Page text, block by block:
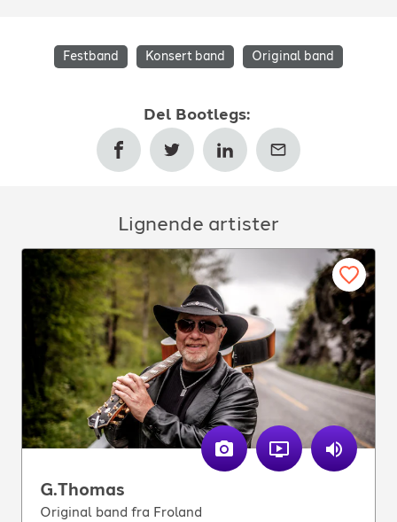
Festband Konsert band Original band
Del Bootlegs:
Lignende artister
G.Thomas
Original band fra Froland